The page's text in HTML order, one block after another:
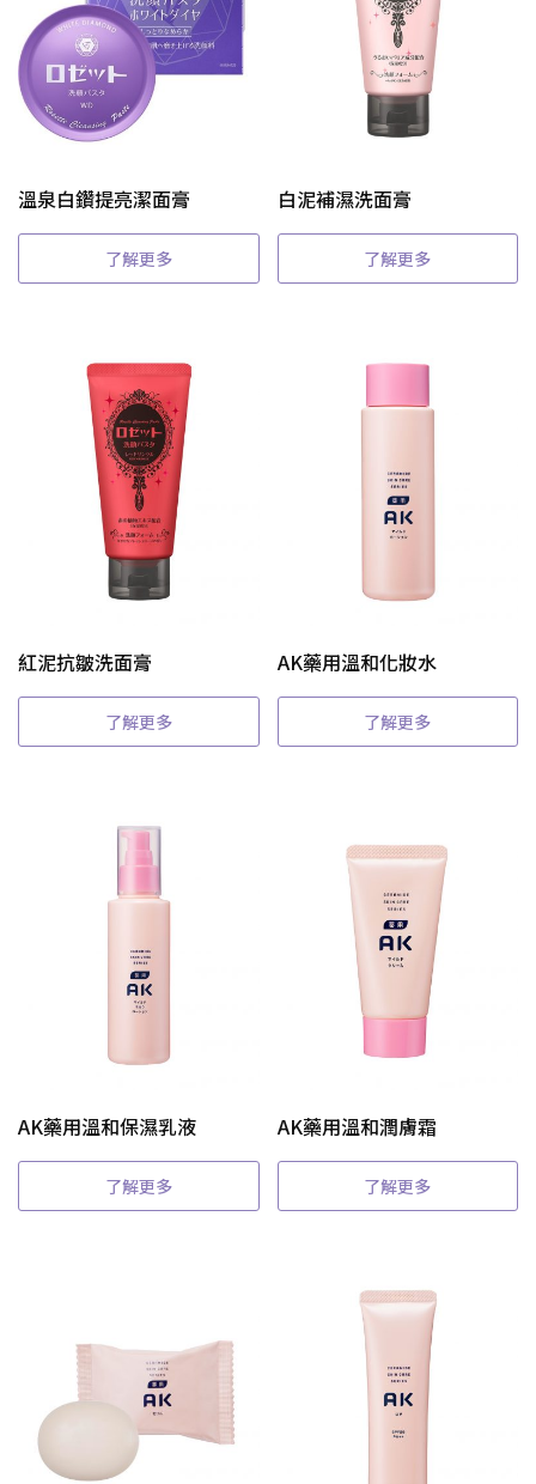
溫泉白鑽提亮潔面膏
了解更多
白泥補濕洗面膏
了解更多
紅泥抗皺洗面膏
了解更多
AK藥用溫和化妝水
了解更多
AK藥用溫和保濕乳液
了解更多
AK藥用溫和潤膚霜
了解更多